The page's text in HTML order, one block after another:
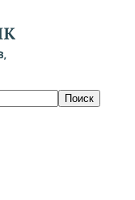
Поиск